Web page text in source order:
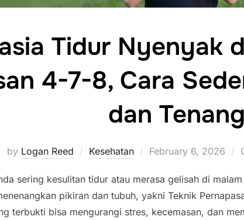
Tidur Nyenyak
4-7-8, Cara
dan Tenang
by Logan Reed Kesehatan
Posted
February 6, 2026
sering kesulitan tidur atau merasa gelisah di
pikiran dan tubuh, yakni Teknik
terbukti bisa mengurangi stres, kecemasan, dan